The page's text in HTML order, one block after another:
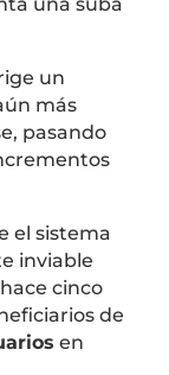
un
más
pasando
el sistema
inviable
cinco
de
en